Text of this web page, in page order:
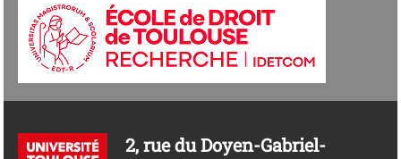
2, rue du Doyen-Gabriel-